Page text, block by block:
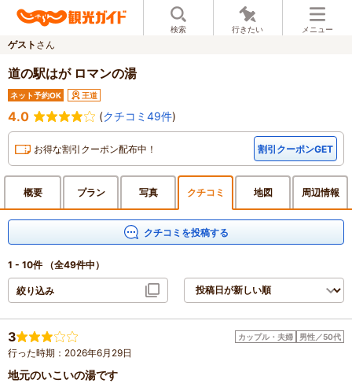
検索 行きたい メニュー
ゲスト さん
道の駅はが ロマンの湯
ネット予約OK 王道
4.0 (クチコミ49件)
お得な割引クーポン配布中！ 割引クーポンGET
概要 プラン 写真 クチコミ 地図 周辺情報
クチコミを投稿する
1 - 10件 （全49件中）
絞り込み
3 カップル・夫婦 男性／50代
行った時期：2026年6月29日
地元のいこいの湯です